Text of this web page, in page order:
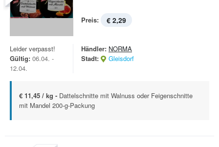
Preis: € 2,29
Leider verpasst!
Gültig: 06.04. -
12.04.
Händler: NORMA
Stadt:
Gleisdorf
€ 11,45 / kg - Dattelschnitte mit Walnuss oder Feigenschnitte
mit Mandel 200-g-Packung